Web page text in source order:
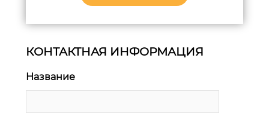
КОНТАКТНАЯ ИНФОРМАЦИЯ
Название